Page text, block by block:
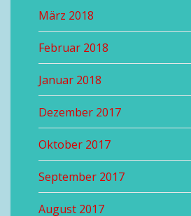
März 2018
Februar 2018
Januar 2018
Dezember 2017
Oktober 2017
September 2017
August 2017